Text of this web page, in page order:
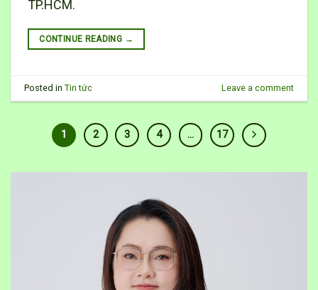
TP.HCM.
CONTINUE READING →
Posted inTin tức Leave a comment
1 2 3 4 … 17